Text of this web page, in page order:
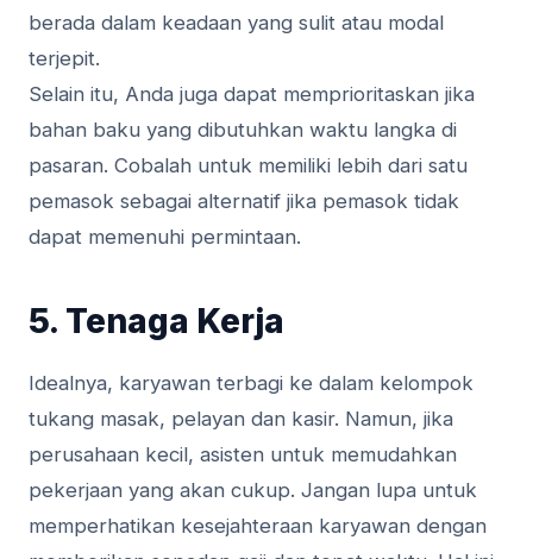
berada dalam keadaan yang sulit atau modal
terjepit.
Selain itu, Anda juga dapat memprioritaskan jika
bahan baku yang dibutuhkan waktu langka di
pasaran. Cobalah untuk memiliki lebih dari satu
pemasok sebagai alternatif jika pemasok tidak
dapat memenuhi permintaan.
5. Tenaga Kerja
Idealnya, karyawan terbagi ke dalam kelompok
tukang masak, pelayan dan kasir. Namun, jika
perusahaan kecil, asisten untuk memudahkan
pekerjaan yang akan cukup. Jangan lupa untuk
memperhatikan kesejahteraan karyawan dengan